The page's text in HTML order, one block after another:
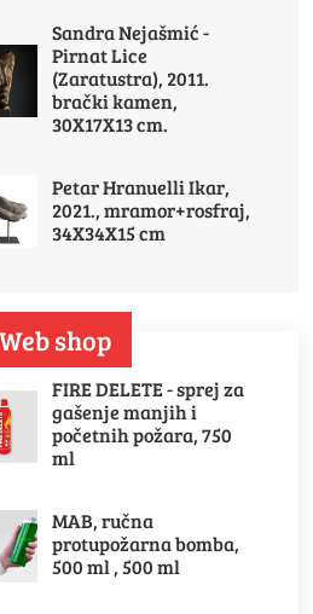
Sandra Nejašmić -
Pirnat Lice
(Zaratustra), 2011.
brački kamen,
30X17X13 cm.
Petar Hranuelli Ikar,
2021., mramor+rosfraj,
34X34X15 cm
Web shop
FIRE DELETE - sprej za
gašenje manjih i
početnih požara, 750
ml
MAB, ručna
protupožarna bomba,
500 ml , 500 ml